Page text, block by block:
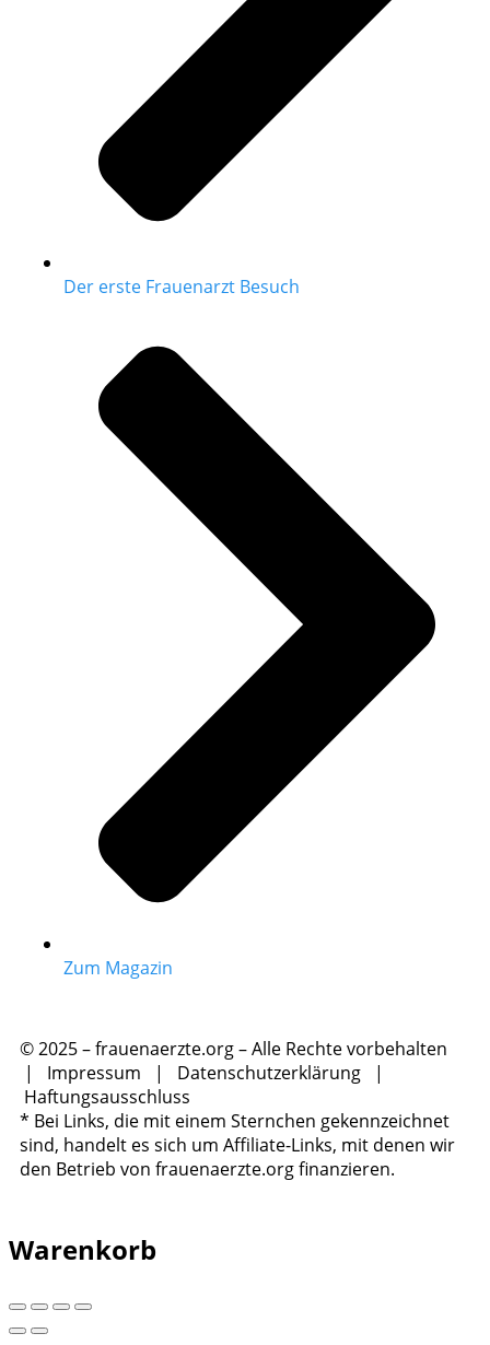
Der erste Frauenarzt Besuch
Zum Magazin
© 2025 – frauenaerzte.org – Alle Rechte vorbehalten
| Impressum | Datenschutzerklärung |
Haftungsausschluss
* Bei Links, die mit einem Sternchen gekennzeichnet
sind, handelt es sich um Affiliate-Links, mit denen wir
den Betrieb von frauenaerzte.org finanzieren.
Warenkorb